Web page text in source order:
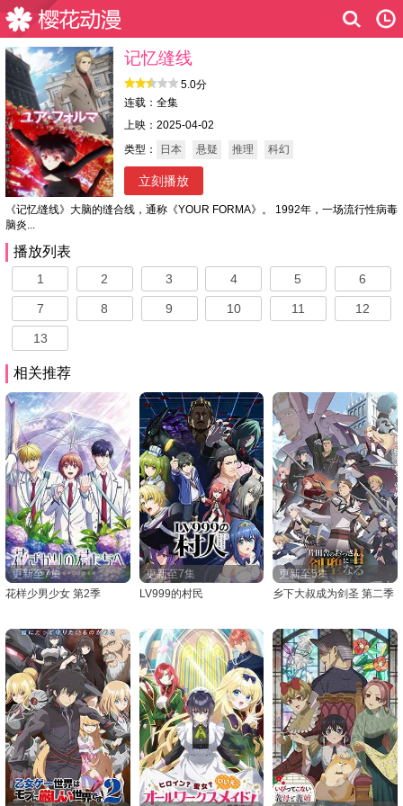
记忆缝线
5.0分
连载：全集
上映：2025-04-02
类型：
日本 悬疑 推理 科幻
立刻播放
《记忆缝线》大脑的缝合线，通称《YOUR FORMA》。 1992年，一场流行性病毒
脑炎...
播放列表
1 2 3 4 5 6
7 8 9 10 11 12
13
相关推荐
更新至7集
花样少男少女 第2季
更新至7集
LV999的村民
更新至5集
乡下大叔成为剑圣 第二季